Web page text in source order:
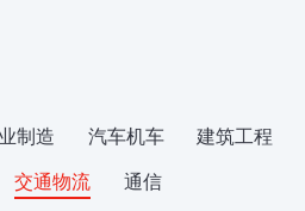
制造 汽车机车 建筑工程
交通物流 通信